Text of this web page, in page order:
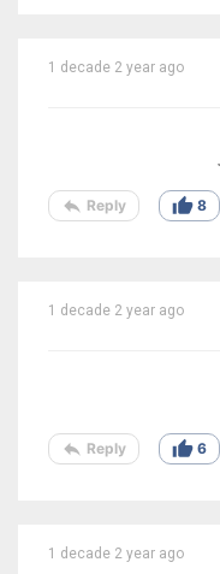
1 decade 2 year ago
reply Reply thumb_up 8
1 decade 2 year ago
reply Reply thumb_up 6
1 decade 2 year ago